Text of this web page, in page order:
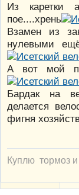
Из каретки
пое....хрень
Взамен из
нулевыми
А вот мой
Бардак на
делается
фигня
Куплю тормоз